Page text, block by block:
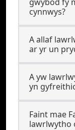
cynnwys?
A allaf
ar yr un
A yw
yn
Faint mae
lawrlwytho